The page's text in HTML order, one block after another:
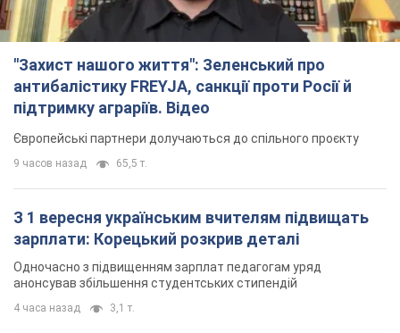
"Захист нашого життя": Зеленський про
антибалістику FREYJA, санкції проти Росії й
підтримку аграріїв. Відео
Європейські партнери долучаються до спільного проєкту
9 часов назад 65,5 т.
З 1 вересня українським вчителям підвищать
зарплати: Корецький розкрив деталі
Одночасно з підвищенням зарплат педагогам уряд
анонсував збільшення студентських стипендій
4 часа назад 3,1 т.